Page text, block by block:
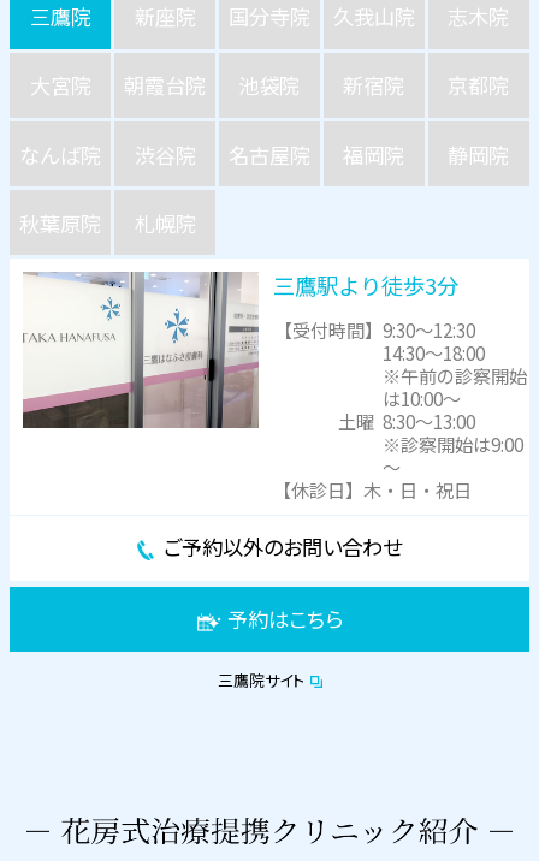
三鷹院 新座院 国分寺院 久我山院 志木院
大宮院 朝霞台院 池袋院 新宿院 京都院
なんば院 渋谷院 名古屋院 福岡院 静岡院
秋葉原院 札幌院
三鷹駅より徒歩3分
【受付時間】9:30～12:30
14:30～18:00
※午前の診察開始
は10:00～
土曜 8:30～13:00
※診察開始は9:00
～
【休診日】木・日・祝日
ご予約以外のお問い合わせ
予約はこちら
三鷹院サイト